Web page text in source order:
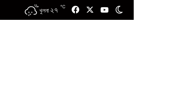
খুলনা ২৭ ℃ FacebookYouTube